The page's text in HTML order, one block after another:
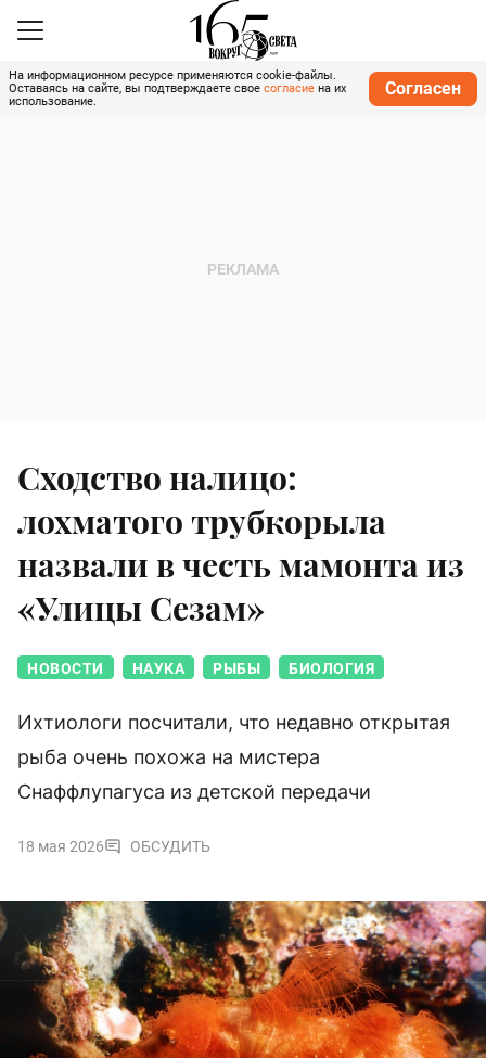
На информационном ресурсе применяются cookie-файлы.
Оставаясь на сайте, вы подтверждаете свое согласие на их
использование.
Согласен
Сходство налицо:
лохматого трубкорыла
назвали в честь мамонта из
«Улицы Сезам»
НОВОСТИ НАУКА РЫБЫ БИОЛОГИЯ
Ихтиологи посчитали, что недавно открытая
рыба очень похожа на мистера
Снаффлупагуса из детской передачи
18 мая 2026 ОБСУДИТЬ